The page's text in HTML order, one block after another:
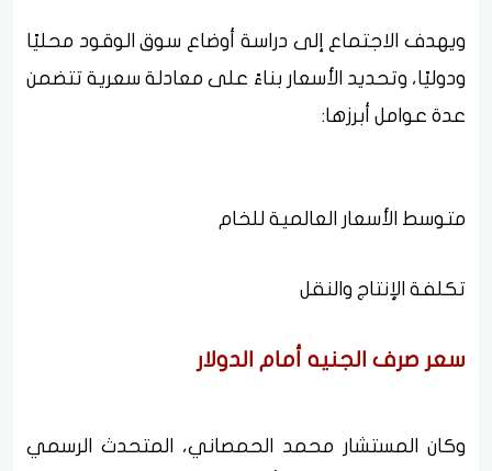
ويهدف الاجتماع إلى دراسة أوضاع سوق الوقود محليًا
ودوليًا، وتحديد الأسعار بناءً على معادلة سعرية تتضمن
عدة عوامل أبرزها:
متوسط الأسعار العالمية للخام
تكلفة الإنتاج والنقل
سعر صرف الجنيه أمام الدولار
وكان المستشار محمد الحمصاني، المتحدث الرسمي